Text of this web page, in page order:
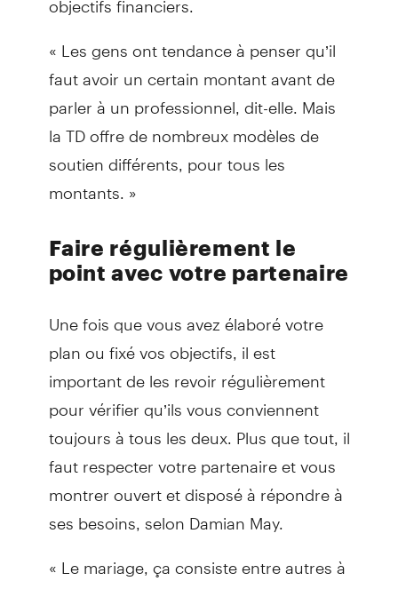
« Les gens ont tendance à penser qu’il
faut avoir un certain montant avant de
parler à un professionnel, dit-elle. Mais
la TD offre de nombreux modèles de
soutien différents, pour tous les
montants. »
Faire régulièrement le
point avec votre partenaire
Une fois que vous avez élaboré votre
plan ou fixé vos objectifs, il est
important de les revoir régulièrement
pour vérifier qu’ils vous conviennent
toujours à tous les deux. Plus que tout, il
faut respecter votre partenaire et vous
montrer ouvert et disposé à répondre à
ses besoins, selon Damian May.
« Le mariage, ça consiste entre autres à